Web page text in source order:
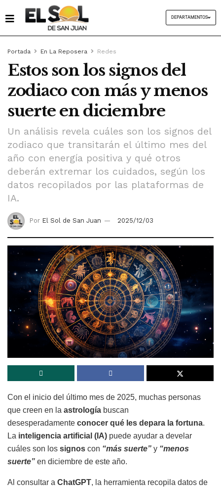
DEPARTAMENTOS
Portada En La Reposera Redes
Estos son los signos del
zodiaco con más y menos
suerte en diciembre
Un análisis revela cuáles son los signos del
zodiaco que transitarán el último mes del
año con energía positiva y qué otros
deberán extremar los cuidados, según los
datos recopilados por las plataformas de
IA.
Por El Sol de San Juan 2025/12/03
Con el inicio del último mes de 2025, muchas personas
que creen en la astrología buscan
desesperadamente conocer qué les depara la fortuna.
La inteligencia artificial (IA) puede ayudar a develar
cuáles son los signos con “más suerte” y “menos
suerte” en diciembre de este año.
Al consultar a ChatGPT, la herramienta recopila datos de